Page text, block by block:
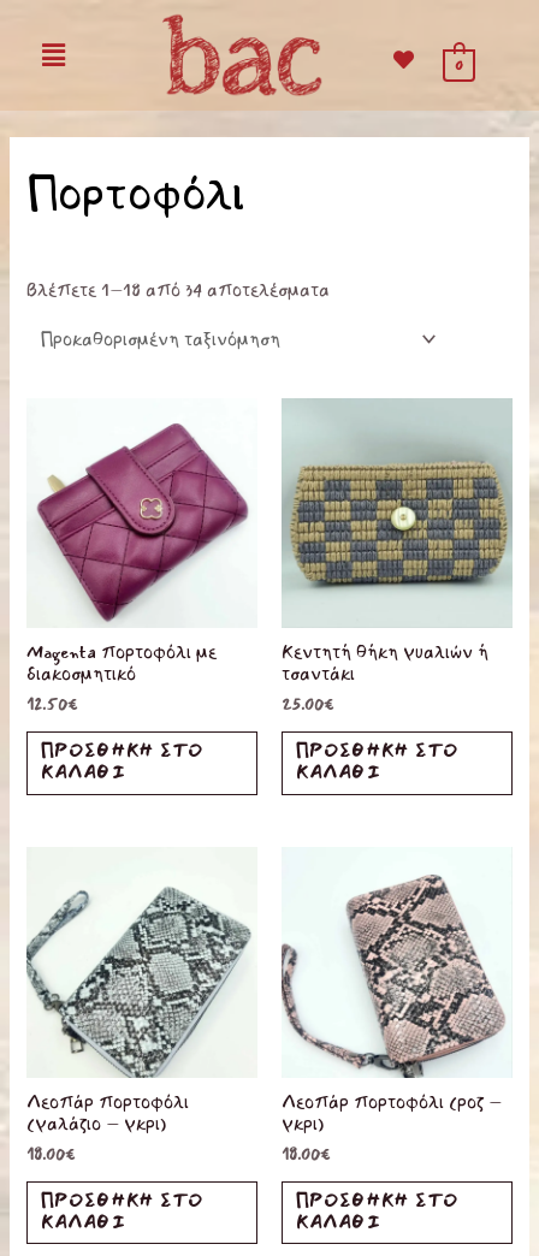
Menu 0
Πορτοφόλι
Βλέπετε 1–18 από 34 αποτελέσματα
Magenta πορτοφόλι με
διακοσμητικό
12.50€
ΠΡΟΣΘΉΚΗ ΣΤΟ
ΚΑΛΆΘΙ
Κεντητή θήκη γυαλιών ή
τσαντάκι
25.00€
ΠΡΟΣΘΉΚΗ ΣΤΟ
ΚΑΛΆΘΙ
Λεοπάρ πορτοφόλι
(γαλάζιο – γκρι)
18.00€
ΠΡΟΣΘΉΚΗ ΣΤΟ
ΚΑΛΆΘΙ
Λεοπάρ πορτοφόλι (ροζ –
γκρι)
18.00€
ΠΡΟΣΘΉΚΗ ΣΤΟ
ΚΑΛΆΘΙ